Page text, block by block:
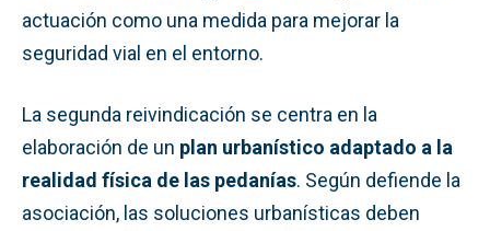
actuación como una medida para mejorar la
seguridad vial en el entorno.
La segunda reivindicación se centra en la
elaboración de un plan urbanístico adaptado a la
realidad física de las pedanías. Según defiende la
asociación, las soluciones urbanísticas deben